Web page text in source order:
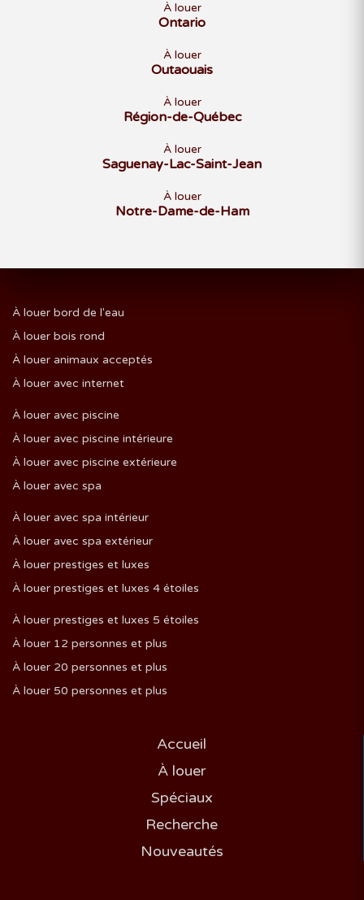
À louer
Ontario
À louer
Outaouais
À louer
Région-de-Québec
À louer
Saguenay-Lac-Saint-Jean
À louer
Notre-Dame-de-Ham
À louer bord de l'eau
À louer bois rond
À louer animaux acceptés
À louer avec internet
À louer avec piscine
À louer avec piscine intérieure
À louer avec piscine extérieure
À louer avec spa
À louer avec spa intérieur
À louer avec spa extérieur
À louer prestiges et luxes
À louer prestiges et luxes 4 étoiles
À louer prestiges et luxes 5 étoiles
À louer 12 personnes et plus
À louer 20 personnes et plus
À louer 50 personnes et plus
Accueil
À louer
Spéciaux
Recherche
Nouveautés